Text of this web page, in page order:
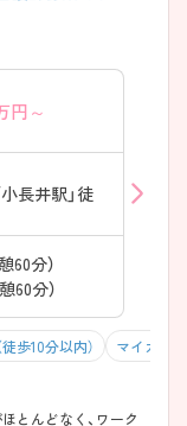
円～
長井駅」徒
60分）
60分）
歩10分以内） マイカー
とんどなく、ワーク